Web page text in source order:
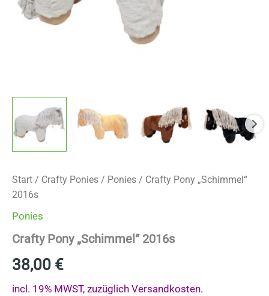
Start / Crafty Ponies / Ponies / Crafty Pony „Schimmel“
2016s
Ponies
Crafty Pony „Schimmel“ 2016s
38,00 €
incl. 19% MWST, zuzüglich Versandkosten.